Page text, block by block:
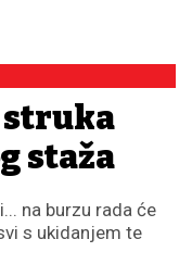
struka
staža
na burzu rada će
s ukidanjem te